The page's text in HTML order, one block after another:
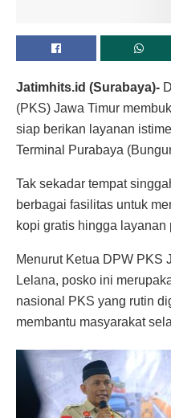
Jatimhits.id (Surabaya)-
(PKS) Jawa Timur
siap berikan layanan
Terminal Purabaya
Tak sekadar tempat
berbagai fasilitas untuk
kopi gratis hingga
Menurut Ketua DPW PKS
Lelana, posko ini
nasional PKS yang rutin
membantu masyarakat